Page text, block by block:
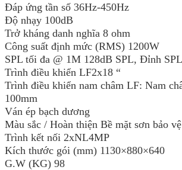
Đáp ứng tần số 36Hz-450Hz
Độ nhạy 100dB
Trở kháng danh nghĩa 8 ohm
Công suất định mức (RMS) 1200W
SPL tối đa @ 1M 128dB SPL, Đỉnh
Trình điều khiển LF2x18 “
Trình điều khiển nam châm LF: Nam
100mm
Ván ép bạch dương
Màu sắc / Hoàn thiện Bề mặt sơn bảo
Trình kết nối 2xNL4MP
Kích thước gói (mm) 1130×880×640
G.W (KG) 98